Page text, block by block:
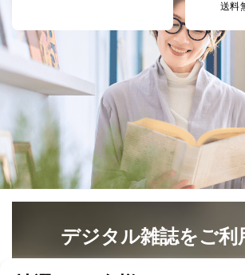
7
SNS公式アカウン
トに登録された方
当社のサービス利
よびその分析のため
お問い合わせ対応、
処、オペレーター
質向上のため
その他当社のプラ
ー等にて公表する
ため
※上記の利用目的のうちNo.1～5について
ータ（開示対象個人情報）の利用目的であ
開示等のご請求に対応させていただきま
なお、6、7については、パートナー（提
３．個人情報の第三者提供について
送料
デジタル雑誌をご利